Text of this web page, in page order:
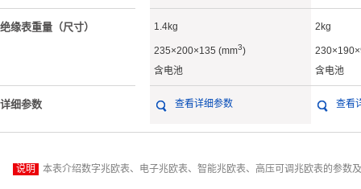
绝缘表重量（尺寸） 1.4kg
235×200×135 (mm3)
含电池
2kg
含电池
详细参数 查看详细参数 查看
说明 本表介绍数字兆欧表、电子兆欧表、智能兆欧表、高压可调兆欧表的参数